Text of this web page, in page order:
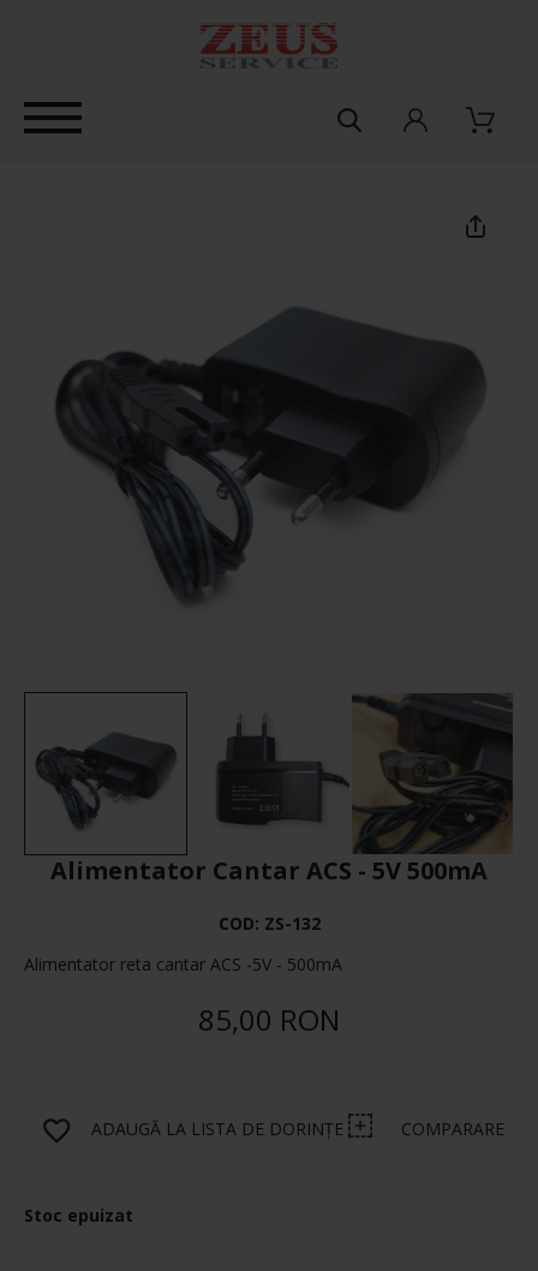
Alimentator Cantar ACS - 5V 500mA
COD: ZS-132
Alimentator reta cantar ACS -5V - 500mA
85,00 RON
ADAUGĂ LA LISTA DE DORINȚE COMPARARE
Stoc epuizat